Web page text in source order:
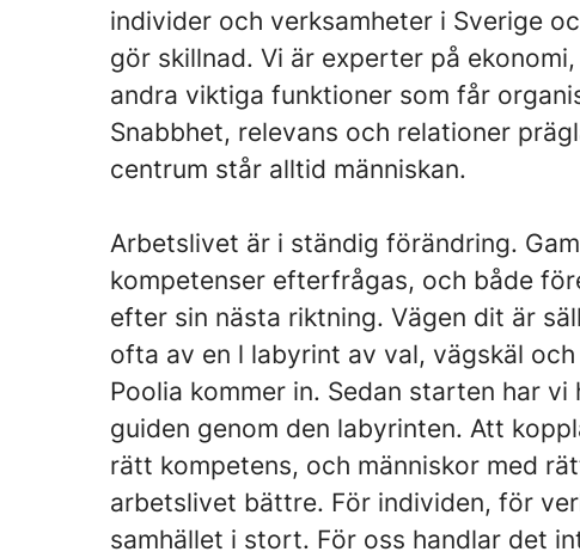
individer och verksamheter i Sverige
gör skillnad. Vi är experter på
andra viktiga funktioner som får
Snabbhet, relevans och relationer
centrum står alltid människan.
Arbetslivet är i ständig förändring.
kompetenser efterfrågas, och både
efter sin nästa riktning. Vägen dit är
ofta av en l labyrint av val, vägskäl
Poolia kommer in. Sedan starten har
guiden genom den labyrinten. Att
rätt kompetens, och människor med
arbetslivet bättre. För individen, för
samhället i stort. För oss handlar det